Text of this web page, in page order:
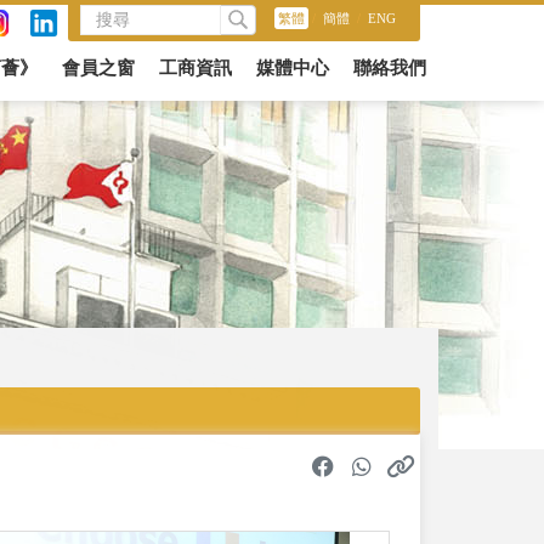
繁體 簡體 ENG
》 會員之窗 工商資訊 媒體中心 聯絡我們